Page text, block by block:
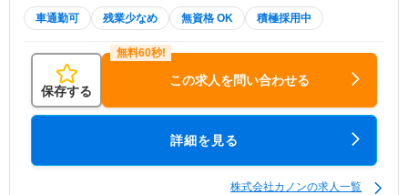
車通勤可 残業少なめ 無資格 OK 積極採用中
保存する
この求人を問い合わせる
詳細を見る
株式会社カノンの求人一覧